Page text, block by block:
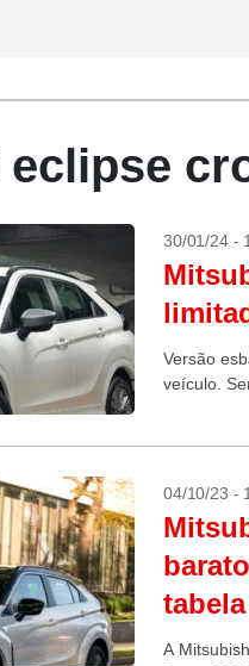
30/01/24 -
Versão
veículo.
04/10/23 -
tabela
A